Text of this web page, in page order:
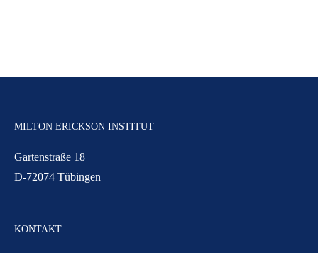
MILTON ERICKSON INSTITUT
Gartenstraße 18
D-72074 Tübingen
KONTAKT